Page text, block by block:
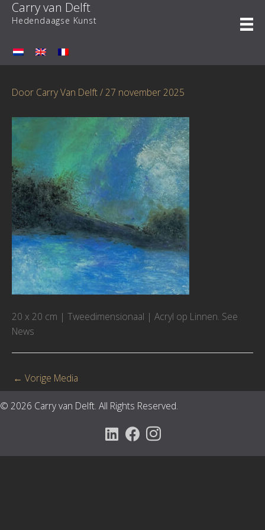
naar
inhoud
Carry van Delft
Hedendaagse Kunst
Door Carry Van Delft/27 november 2025
20 x 20 cm | Tweedimensionaal | Acryl op Linnen. See
News
← Vorige Media
© 2026 Carry van Delft. All Rights Reserved.